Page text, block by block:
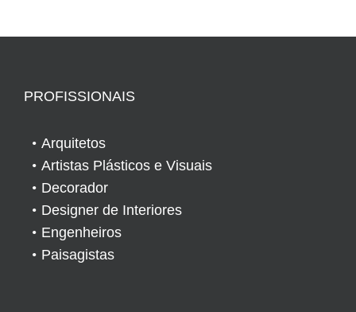
PROFISSIONAIS
Arquitetos
Artistas Plásticos e Visuais
Decorador
Designer de Interiores
Engenheiros
Paisagistas